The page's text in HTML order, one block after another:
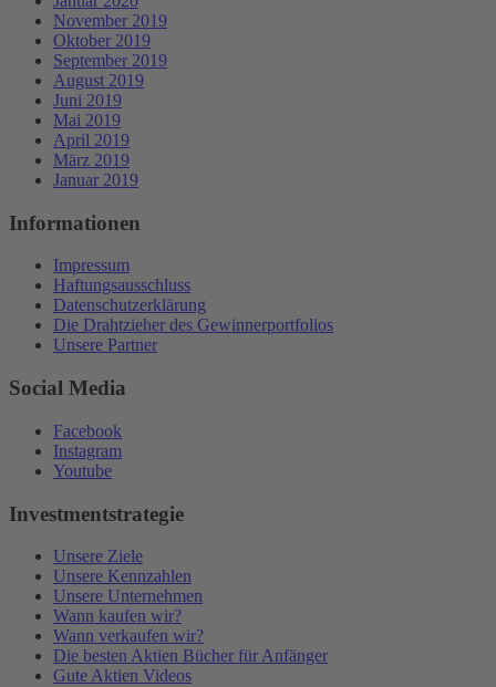
November 2019
Oktober 2019
September 2019
August 2019
Juni 2019
Mai 2019
April 2019
März 2019
Januar 2019
Informationen
Impressum
Haftungsausschluss
Datenschutzerklärung
Die Drahtzieher des Gewinnerportfolios
Unsere Partner
Social Media
Facebook
Instagram
Youtube
Investmentstrategie
Unsere Ziele
Unsere Kennzahlen
Unsere Unternehmen
Wann kaufen wir?
Wann verkaufen wir?
Die besten Aktien Bücher für Anfänger
Gute Aktien Videos